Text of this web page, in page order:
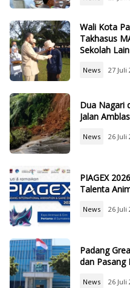
Wali Kota
Takhasus
Sekolah Lain
News 27 Juli
Dua Nagari
Jalan
News 26 Juli
PIAGEX
Talenta
News 26 Juli
Padang
dan Pasang
News 26 Juli